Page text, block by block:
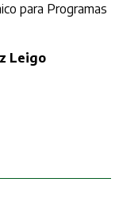
para Programas
Leigo